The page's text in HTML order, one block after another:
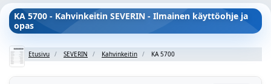
KA 5700 - Kahvinkeitin SEVERIN - Ilmainen käyttöohje ja
opas
Etusivu SEVERIN Kahvinkeitin KA 5700